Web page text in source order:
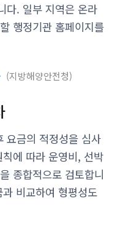
다. 일부 지역은 온라
행정기관 홈페이지를
지방해양안전청
요금의 적정성을 심사
에 따라 운영비, 선박
종합적으로 검토합니
비교하여 형평성도